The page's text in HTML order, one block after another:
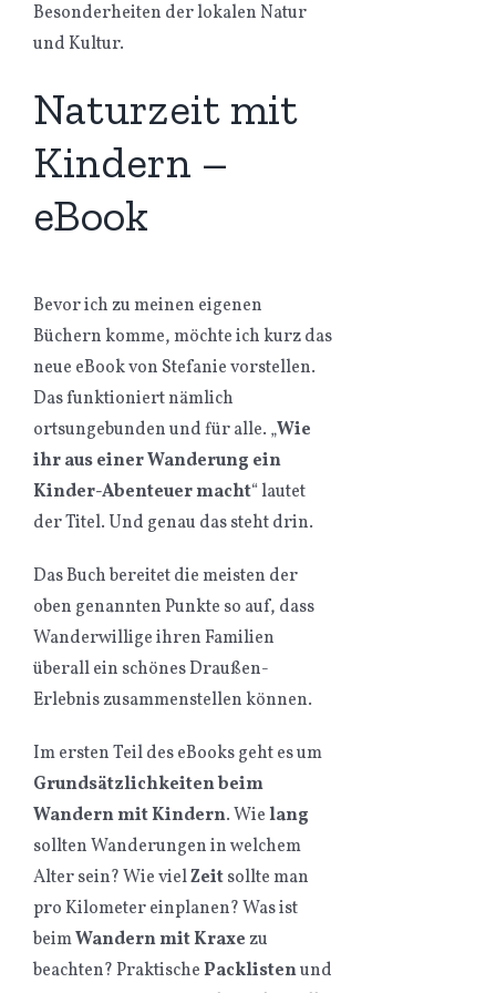
Besonderheiten der lokalen Natur
und Kultur.
Naturzeit mit
Kindern –
eBook
Bevor ich zu meinen eigenen
Büchern komme, möchte ich kurz das
neue eBook von Stefanie vorstellen.
Das funktioniert nämlich
ortsungebunden und für alle. „Wie
ihr aus einer Wanderung ein
Kinder-Abenteuer macht“ lautet
der Titel. Und genau das steht drin.
Das Buch bereitet die meisten der
oben genannten Punkte so auf, dass
Wanderwillige ihren Familien
überall ein schönes Draußen-
Erlebnis zusammenstellen können.
Im ersten Teil des eBooks geht es um
Grundsätzlichkeiten beim
Wandern mit Kindern. Wielang
sollten Wanderungen in welchem
Alter sein? Wie vielZeitsollte man
pro Kilometer einplanen? Was ist
beimWandern mit Kraxezu
beachten? PraktischePacklistenund